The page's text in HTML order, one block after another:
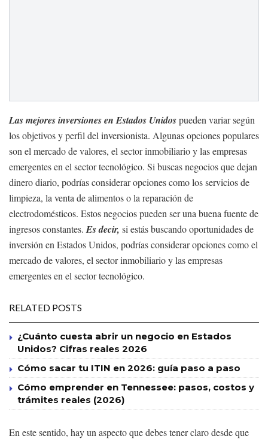
Las mejores inversiones en Estados Unidospueden variar según
los objetivos y perfil del inversionista. Algunas opciones populares
son el mercado de valores, el sector inmobiliario y las empresas
emergentes en el sector tecnológico. Si buscas negocios que dejan
dinero diario, podrías considerar opciones como los servicios de
limpieza, la venta de alimentos o la reparación de
electrodomésticos. Estos negocios pueden ser una buena fuente de
ingresos constantes. Es decir, si estás buscando oportunidades de
inversión en Estados Unidos, podrías considerar opciones como el
mercado de valores, el sector inmobiliario y las empresas
emergentes en el sector tecnológico.
RELATED POSTS
¿Cuánto cuesta abrir un negocio en Estados
Unidos? Cifras reales 2026
Cómo sacar tu ITIN en 2026: guía paso a paso
Cómo emprender en Tennessee: pasos, costos y
trámites reales (2026)
En este sentido, hay un aspecto que debes tener claro desde que